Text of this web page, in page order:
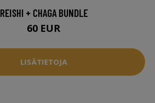
REISHI + CHAGA BUNDLE
60 EUR
LISÄTIETOJA